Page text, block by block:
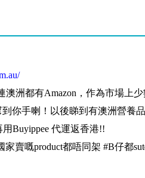
澳洲都有Amazon，作為市場上少
你手喇！以後睇到有澳洲營養
Buyippee 代運返香港!!
賣嘅product都唔同架 #B仔都